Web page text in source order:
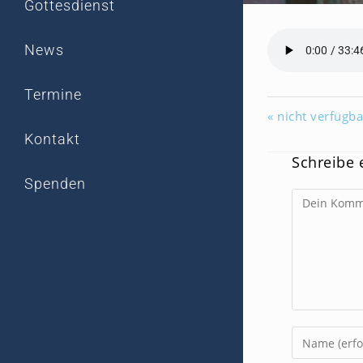
Gottesdienst
News
Termine
Kontakt
Spenden
« nicht
Schreibe
Kommentar
Gib
deinen